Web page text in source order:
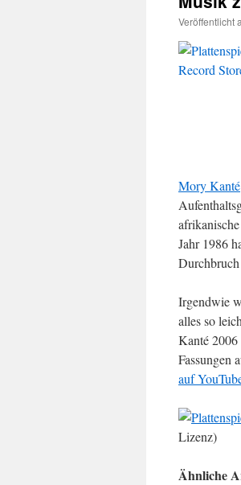
Veröffentlicht
Mory Kanté
Jahr 1986
Irgendwie
alles so
Kanté
Fassungen
auf
Lizenz)
Ähnliche